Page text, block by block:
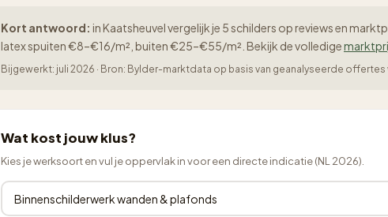
Kort antwoord: in Kaatsheuvel vergelijk je 5 schilders op reviews en
latex spuiten €8–€16/m², buiten €25–€55/m². Bekijk de volledige
Bijgewerkt: juli 2026 · Bron: Bylder-marktdata op basis van geanalyseerde offertes
Wat kost jouw klus?
Kies je werksoort en vul je oppervlak in voor een directe indicatie (NL 2026).